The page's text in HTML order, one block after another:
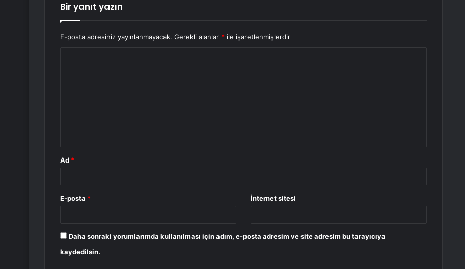
Bir yanıt yazın
E-posta adresiniz yayınlanmayacak. Gerekli alanlar * ile işaretlenmişlerdir
Ad *
E-posta * İnternet sitesi
Daha sonraki yorumlarımda kullanılması için adım, e-posta adresim ve site adresim bu tarayıcıya
kaydedilsin.